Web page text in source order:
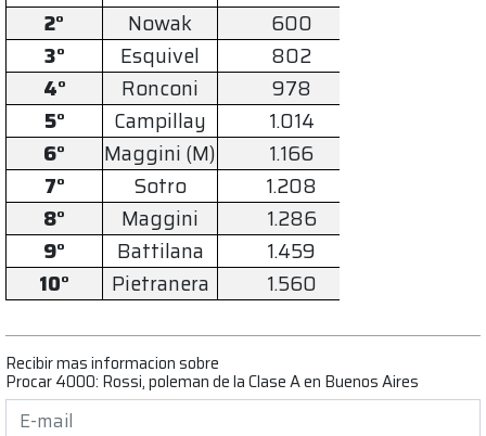
2°
Nowak
600
3°
Esquivel
802
4°
Ronconi
978
5°
Campillay
1.014
6°
Maggini (M)
1.166
7°
Sotro
1.208
8°
Maggini
1.286
9°
Battilana
1.459
10°
Pietranera 1.560
Recibir mas informacion sobre
Procar 4000: Rossi, poleman de la Clase A en Buenos Aires